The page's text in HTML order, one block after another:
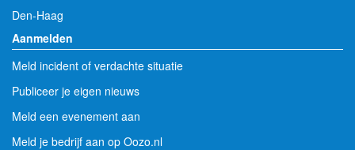
Den-Haag
Aanmelden
Meld incident of verdachte situatie
Publiceer je eigen nieuws
Meld een evenement aan
Meld je bedrijf aan op Oozo.nl